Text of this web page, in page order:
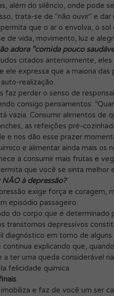
além do silêncio, onde pode
trata-se de "não ouvir" e
que o ar o envolva, o
de vida, movimento, luz e
adora "comida pouco
citados anteriormente,
ele expressa que a maioria
realização.
faz perder o senso de
consigo pensamentos:
vazia. Consumir alimentos de
as refeições pré-
e nos dão esse prazer
e alimentar ainda mais os
a consumir mais frutas e
que você se sinta melhor
NÃO à depressão?
exige força e coragem,
episódio passageiro.
do corpo que é
transtornos depressivos
diagnóstico em torno de alguns
continua explicando que,
a ter uma queda considerável
felicidade química.
e faz de você um ser